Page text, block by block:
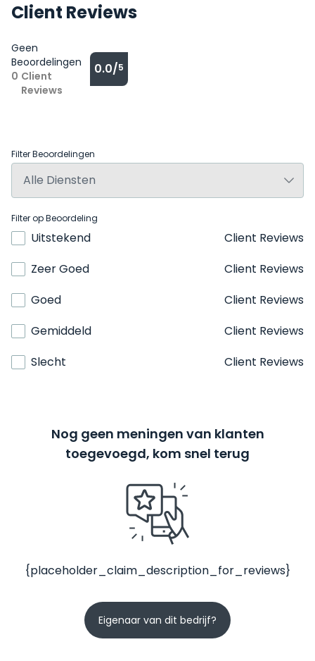
Client Reviews
Geen
Beoordelingen
0 Client
Reviews
0.0/5
Filter Beoordelingen
Filter op Beoordeling
Uitstekend
Client Reviews
Zeer Goed
Client Reviews
Goed
Client Reviews
Gemiddeld
Client Reviews
Slecht
Client Reviews
Nog geen meningen van klanten
toegevoegd, kom snel terug
{placeholder_claim_description_for_reviews}
Eigenaar van dit bedrijf?